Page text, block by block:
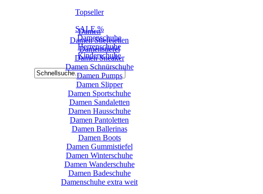
Topseller
SALE %
Damenschuhe
Herrenschuhe
Kinderschuhe
Damen
Damen Stiefeletten
Damenstiefel
Damen Sneaker
Damen Schnürschuhe
Damen Pumps
Damen Slipper
Damen Sportschuhe
Damen Sandaletten
Damen Hausschuhe
Damen Pantoletten
Damen Ballerinas
Damen Boots
Damen Gummistiefel
Damen Winterschuhe
Damen Wanderschuhe
Damen Badeschuhe
Damenschuhe extra weit